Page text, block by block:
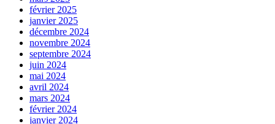
février 2025
janvier 2025
décembre 2024
novembre 2024
septembre 2024
juin 2024
mai 2024
avril 2024
mars 2024
février 2024
janvier 2024